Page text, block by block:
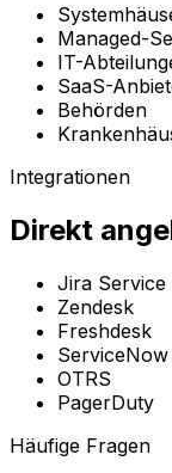
Managed-
IT-
SaaS-
Behörden
Integrationen
Direkt
Jira Service
Zendesk
Freshdesk
ServiceNow
OTRS
PagerDuty
Häufige Fragen